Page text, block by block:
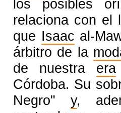
los posibles
relaciona con el
que Isaac al-
árbitro de la
de nuestra era
Córdoba. Su
Negro" y,